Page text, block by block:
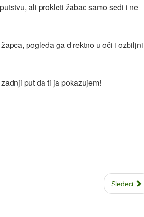
ali prokleti žabac samo sedi i ne
pogleda ga direktno u oči i
put da ti ja pokazujem!
Sledeci